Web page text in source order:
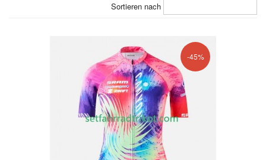
Sortieren nach
-45%